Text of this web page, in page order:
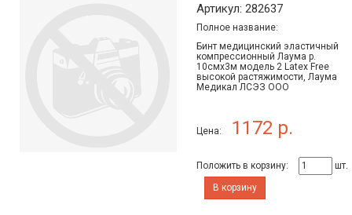
Артикул: 282637
Полное название:
Бинт медицинский эластичный
компрессионный Лаума р.
10смх3м модель 2 Latex Free
высокой растяжимости, Лаума
Медикал ЛСЭЗ ООО
Цена: 1172 р.
Положить в корзину:
шт.
В корзину